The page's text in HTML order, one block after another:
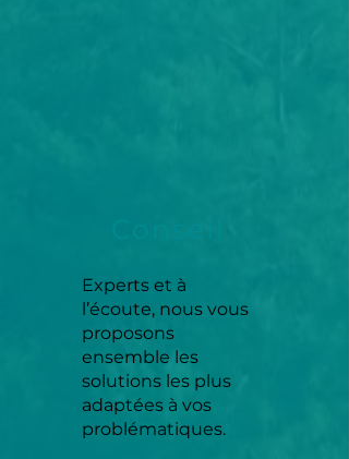
Experts et à
l’écoute, nous vous
proposons
ensemble les
solutions les plus
adaptées à vos
problématiques.